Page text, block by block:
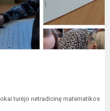
turėjo netradicinę matematikos